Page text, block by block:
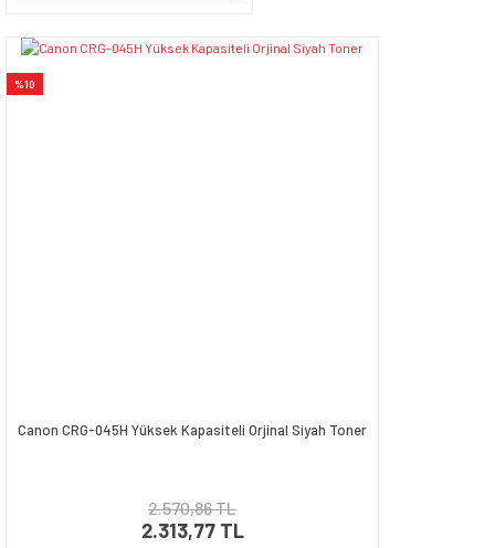
%10
Canon CRG-045H Yüksek Kapasiteli Orjinal Siyah Toner
2.570,86 TL
2.313,77 TL